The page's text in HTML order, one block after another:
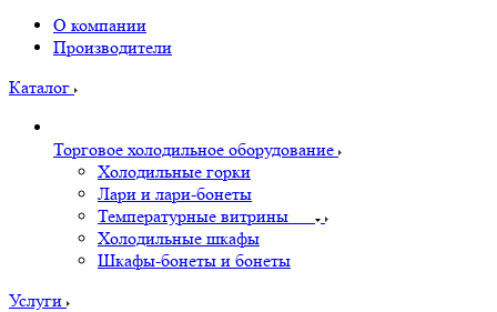
О компании
Производители
Каталог
Торговое холодильное оборудование
Холодильные горки
Лари и лари-бонеты
Температурные витрины
Холодильные шкафы
Шкафы-бонеты и бонеты
Услуги